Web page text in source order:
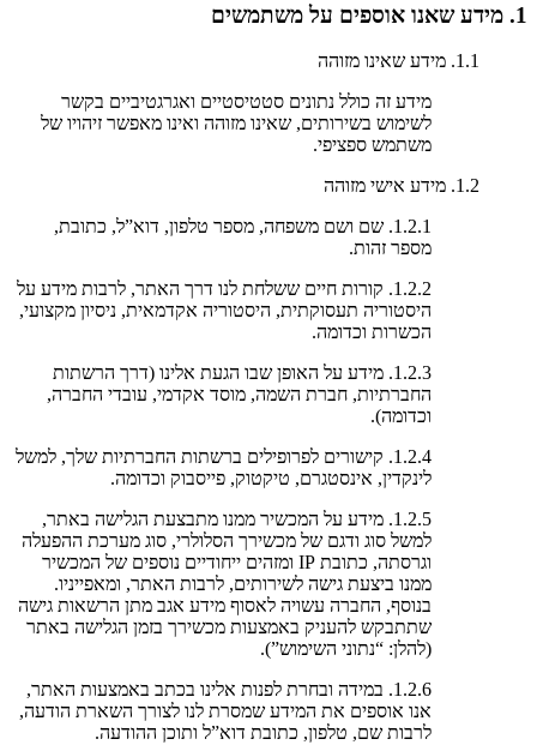
1. מידע שאנו אוספים על משתמשים
1.1. מידע שאינו מזוהה
מידע זה כולל נתונים סטטיסטיים ואגרגטיביים בקשר
לשימוש בשירותים, שאינו מזוהה ואינו מאפשר זיהויו של
משתמש ספציפי.
1.2. מידע אישי מזוהה
1.2.1. שם ושם משפחה, מספר טלפון, דוא”ל, כתובת,
מספר זהות.
1.2.2. קורות חיים ששלחת לנו דרך האתר, לרבות מידע על
היסטוריה תעסוקתית, היסטוריה אקדמאית, ניסיון מקצועי,
הכשרות וכדומה.
1.2.3. מידע על האופן שבו הגעת אלינו (דרך הרשתות
החברתיות, חברת השמה, מוסד אקדמי, עובדי החברה,
וכדומה).
1.2.4. קישורים לפרופילים ברשתות החברתיות שלך, למשל
לינקדין, אינסטגרם, טיקטוק, פייסבוק וכדומה.
1.2.5. מידע על המכשיר ממנו מתבצעת הגלישה באתר,
למשל סוג ודגם של מכשירך הסלולרי, סוג מערכת ההפעלה
וגרסתה, כתובת IP ומזהים ייחודיים נוספים של המכשיר
ממנו ביצעת גישה לשירותים, לרבות האתר, ומאפייניו.
בנוסף, החברה עשויה לאסוף מידע אגב מתן הרשאות גישה
שתתבקש להעניק באמצעות מכשירך בזמן הגלישה באתר
(להלן: “נתוני השימוש”).
1.2.6. במידה ובחרת לפנות אלינו בכתב באמצעות האתר,
אנו אוספים את המידע שמסרת לנו לצורך השארת הודעה,
לרבות שם, טלפון, כתובת דוא”ל ותוכן ההודעה.